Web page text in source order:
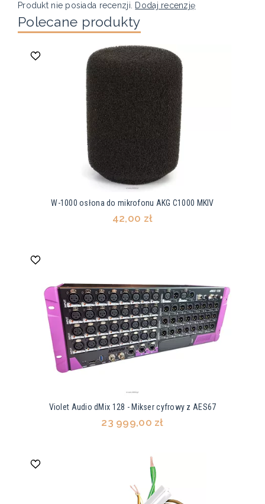
Produkt nie posiada recenzji. Dodaj recenzję
Polecane produkty
W-1000 osłona do mikrofonu AKG C1000 MKIV
42,00 zł
Violet Audio dMix 128 - Mikser cyfrowy z AES67
23 999,00 zł